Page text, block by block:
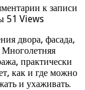
к записи
51 Views
двора, фасада,
Многолетняя
практически
как и где можно
и ухаживать.